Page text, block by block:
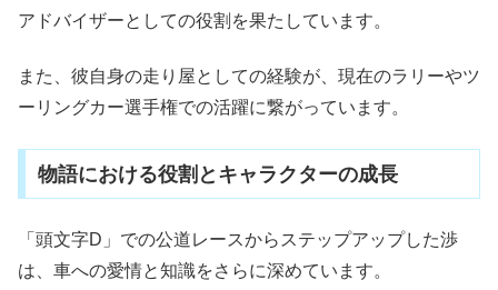
アドバイザーとしての役割を果たしています。
また、彼自身の走り屋としての経験が、現在のラリーやツ
ーリングカー選手権での活躍に繋がっています。
物語における役割とキャラクターの成長
「頭文字D」での公道レースからステップアップした渉
は、車への愛情と知識をさらに深めています。